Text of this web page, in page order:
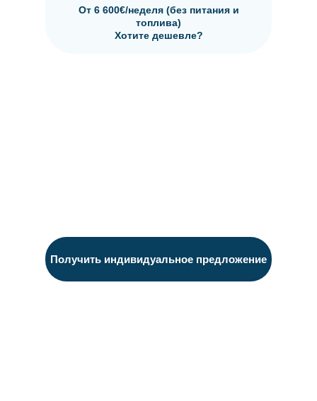
Получить индивидуальное предложение
От 6 600€/неделя (без питания и
топлива)
Хотите дешевле?